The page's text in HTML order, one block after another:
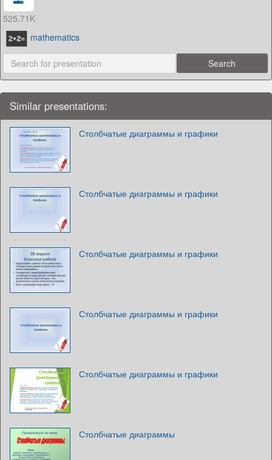
525.71K
mathematics
Similar presentations:
Столбчатые диаграммы и графики
Столбчатые диаграммы и графики
Столбчатые диаграммы и графики
Столбчатые диаграммы и графики
Столбчатые диаграммы и графики
Столбчатые диаграммы